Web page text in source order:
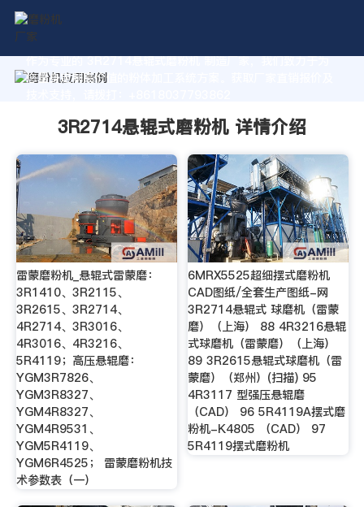
作为专业的 3R2714悬辊式磨粉机 制造厂家，我们致力于为
您量身定制高价值的粉体加工系统方案。获取厂家直销报价及
3R2714悬辊式磨粉机 详情介绍
雷蒙磨粉机_悬辊式雷蒙磨：
3R1410、3R2115、
3R2615、3R2714、
4R2714、3R3016、
4R3016、4R3216、
5R4119；高压悬辊磨：
YGM3R7826、
YGM3R8327、
YGM4R8327、
YGM4R9531、
YGM5R4119、
YGM6R4525； 雷蒙磨粉机技
术参数表（一）
6MRX5525超细摆式磨粉机
CAD图纸/全套生产图纸-网
3R2714悬辊式 球磨机（雷蒙
磨）（上海） 88 4R3216悬辊
式球磨机（雷蒙磨）（上海）
89 3R2615悬辊式球磨机（雷
蒙磨）（郑州）(扫描) 95
4R3117 型强压悬辊磨
（CAD） 96 5R4119A摆式磨
粉机-K4805 （CAD） 97
5R4119摆式磨粉机